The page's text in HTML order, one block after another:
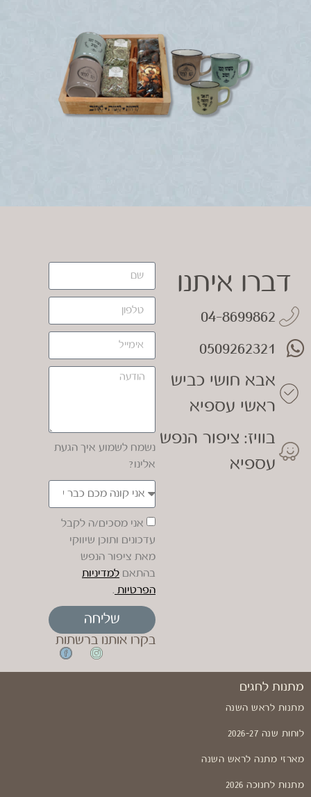
דברו איתנו
04-8699862
0509262321
אבא חושי כביש
ראשי עספיא
בוויז: ציפור הנפש
עספיא
נשמח לשמוע איך הגעת
אלינו?
אני מסכים/ה לקבל
עדכונים ותוכן שיווקי
מאת ציפור הנפש
בהתאם למדיניות
הפרטיות .
שליחה
בקרו אותנו ברשתות
מתנות לחגים
מתנות לראש השנה
לוחות שנה 2026-27
מארזי מתנה לראש השנה
מתנות לחנוכה 2026